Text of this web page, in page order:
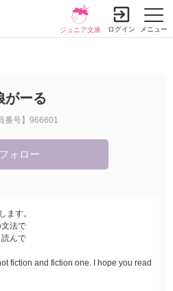
メニュー
ジュニア文庫 ログイン
がーる
番号】966601
フォロー
ます。
法で
んで
fiction and fiction one. I hope you read